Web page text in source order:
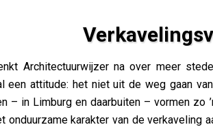
Architectuurwijzer na over meer
een attitude: het niet uit de weg gaan
– in Limburg en daarbuiten – vormen zo
onduurzame karakter van de verkaveling